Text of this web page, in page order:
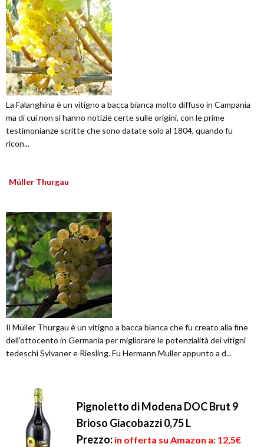
La Falanghina è un vitigno a bacca bianca molto diffuso in Campania
ma di cui non si hanno notizie certe sulle origini, con le prime
testimonianze scritte che sono datate solo al 1804, quando fu
ricon...
Müller Thurgau
Il Müller Thurgau è un vitigno a bacca bianca che fu creato alla fine
dell'ottocento in Germania per migliorare le potenzialità dei vitigni
tedeschi Sylvaner e Riesling. Fu Hermann Muller appunto a d...
Pignoletto di Modena DOC Brut 9
Brioso Giacobazzi 0,75 L
Prezzo: in offerta su Amazon a: 12,5€